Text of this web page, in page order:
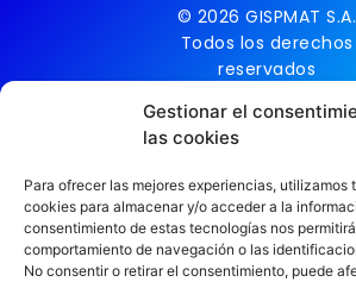
Gestionar el
las cookies
Para ofrecer las mejores experiencias, utilizamos
cookies para almacenar y/o acceder a la
consentimiento de estas tecnologías nos
comportamiento de navegación o las
No consentir o retirar el consentimiento, puede
© 2026 GISPMAT S.A.
Todos los derechos
reservados
Aviso Legal
Política de cookies
Política de Privacidad